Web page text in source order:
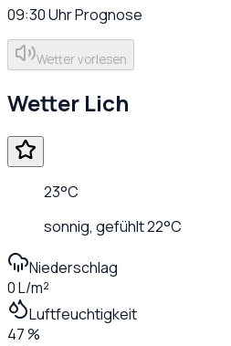
09:30UhrPrognose
Wetter vorlesen
Wetter Lich
23°C
sonnig, gefühlt22°C
Niederschlag
0 L/m²
Luftfeuchtigkeit
47 %